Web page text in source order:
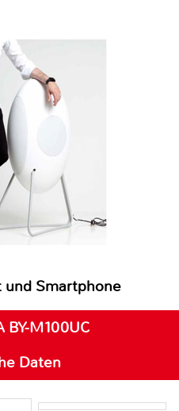
und Smartphone
M100UC
Daten